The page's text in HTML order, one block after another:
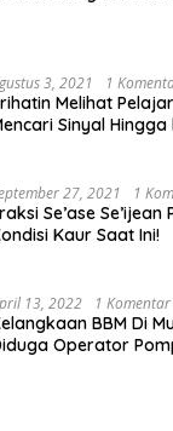
3, 2021 1
Melihat
Sinyal Hingga
Bertindak
27, 2021 1
Se’ase Se’ijean
Kaur Saat Ini!
13, 2022 1 Komentar
BBM Di
Operator